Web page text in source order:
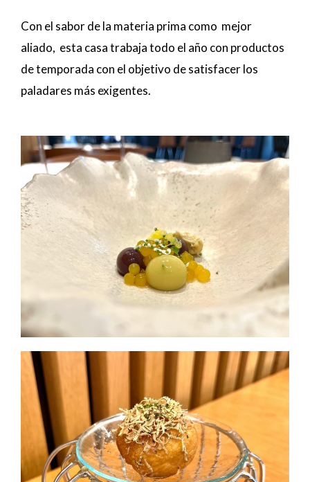
Con el sabor de la materia prima como mejor
aliado, esta casa trabaja todo el año con productos
de temporada con el objetivo de satisfacer los
paladares más exigentes.